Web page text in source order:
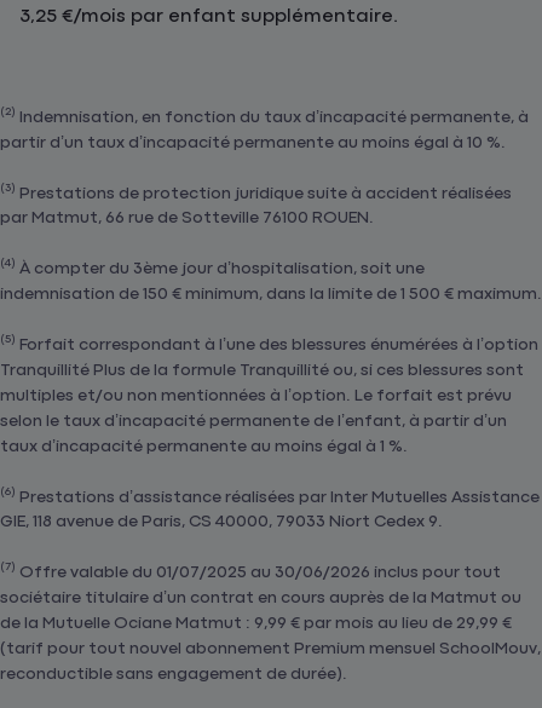
3,25 €/mois par enfant supplémentaire.
(2) Indemnisation, en fonction du taux d’incapacité permanente, à
partir d’un taux d’incapacité permanente au moins égal à 10 %.
(3) Prestations de protection juridique suite à accident réalisées
par Matmut, 66 rue de Sotteville 76100 ROUEN.
(4) À compter du 3ème jour d’hospitalisation, soit une
indemnisation de 150 € minimum, dans la limite de 1 500 € maximum.
(5) Forfait correspondant à l’une des blessures énumérées à l’option
Tranquillité Plus de la formule Tranquillité ou, si ces blessures sont
multiples et/ou non mentionnées à l’option. Le forfait est prévu
selon le taux d’incapacité permanente de l’enfant, à partir d’un
taux d’incapacité permanente au moins égal à 1 %.
(6) Prestations d’assistance réalisées par Inter Mutuelles Assistance
GIE, 118 avenue de Paris, CS 40000, 79033 Niort Cedex 9.
(7) Offre valable du 01/07/2025 au 30/06/2026 inclus pour tout
sociétaire titulaire d’un contrat en cours auprès de la Matmut ou
de la Mutuelle Ociane Matmut : 9,99 € par mois au lieu de 29,99 €
(tarif pour tout nouvel abonnement Premium mensuel SchoolMouv,
reconductible sans engagement de durée).